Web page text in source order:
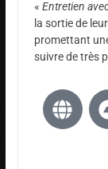
« Entretien
la sortie de
promettant
suivre de très